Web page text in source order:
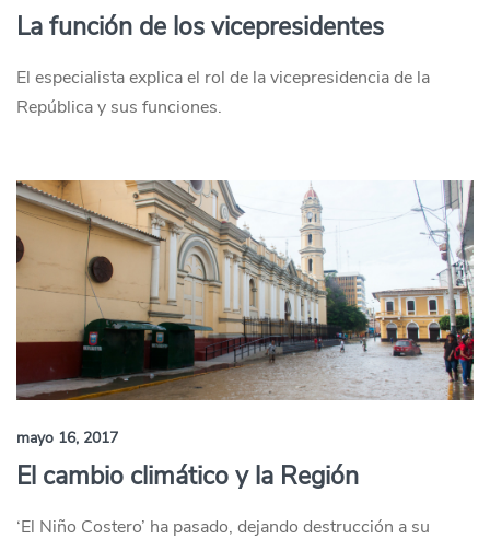
La función de los vicepresidentes
El especialista explica el rol de la vicepresidencia de la
República y sus funciones.
mayo 16, 2017
El cambio climático y la Región
‘El Niño Costero’ ha pasado, dejando destrucción a su